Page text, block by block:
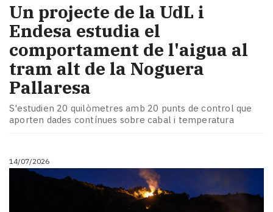
Un projecte de la UdL i
Endesa estudia el
comportament de l'aigua al
tram alt de la Noguera
Pallaresa
S'estudien 20 quilòmetres amb 20 punts de control que
aporten dades contínues sobre cabal i temperatura
14/07/2026